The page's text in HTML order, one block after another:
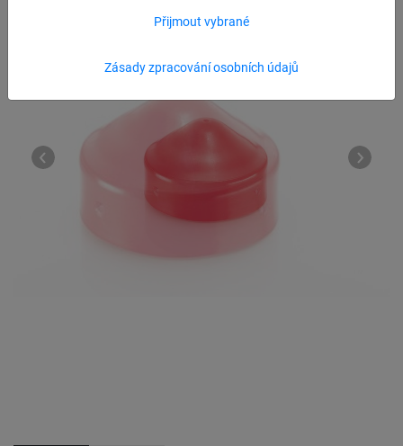
Zásady zpracování osobních údajů
Přijmout vybrané